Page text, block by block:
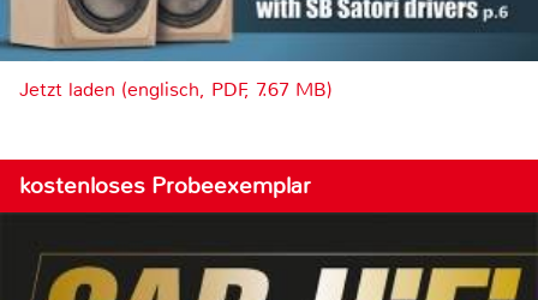
Jetzt laden (englisch, PDF, 7.67 MB)
kostenloses Probeexemplar